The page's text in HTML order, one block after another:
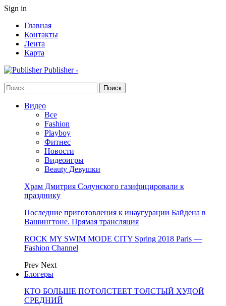
Sign in
Главная
Контакты
Лента
Карта
Publisher -
Видео
Все
Fashion
Playboy
Фитнес
Новости
Видеоигры
Beauty Девушки
Храм Дмитрия Солунского газифицировали к
празднику
Последние приготовления к инаугурации Байдена в
Вашингтоне. Прямая трансляция
ROCK MY SWIM MODE CITY Spring 2018 Paris —
Fashion Channel
Prev Next
Блогеры
КТО БОЛЬШЕ ПОТОЛСТЕЕТ ТОЛСТЫЙ ХУДОЙ
СРЕДНИЙ